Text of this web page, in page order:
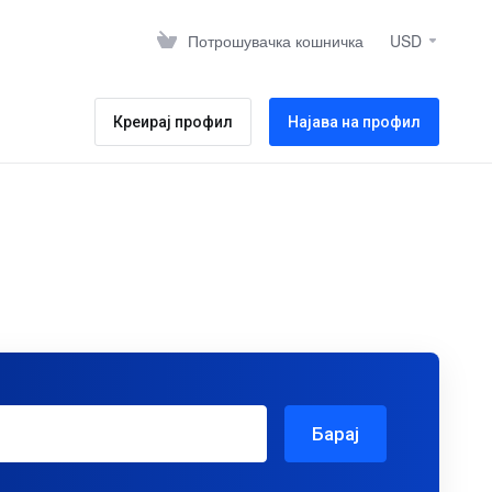
Потрошувачка кошничка USD
Креирај профил Најава на профил
Барај